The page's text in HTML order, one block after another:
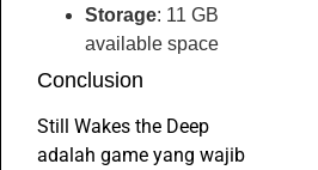
Storage: 11 GB
available space
Conclusion
Still Wakes the Deep
adalah game yang wajib